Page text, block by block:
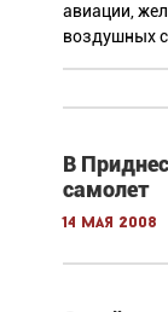
авиации,
воздушных
В
самолет
14 мая 2008